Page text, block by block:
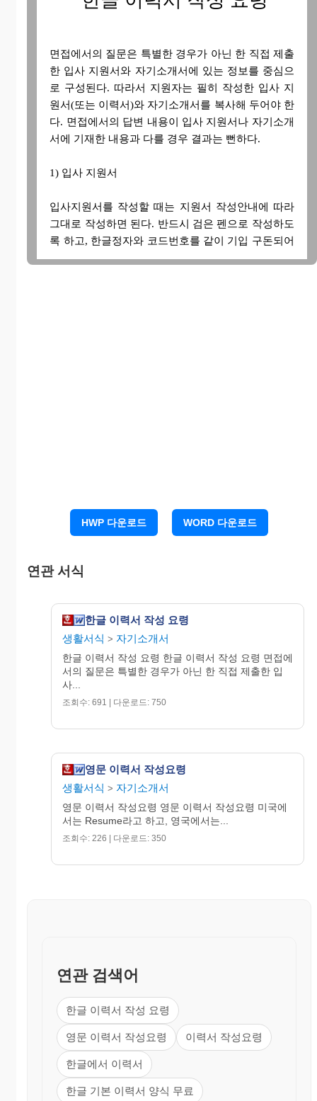
면접에서의 질문은 특별한 경우가 아닌 한 직접 제출
한 입사 지원서와 자기소개서에 있는 정보를 중심으
로 구성된다. 따라서 지원자는 필히 작성한 입사 지
원서(또는 이력서)와 자기소개서를 복사해 두어야 한
다. 면접에서의 답변 내용이 입사 지원서나 자기소개
서에 기재한 내용과 다를 경우 결과는 뻔하다.
1) 입사 지원서
입사지원서를 작성할 때는 지원서 작성안내에 따라
그대로 작성하면 된다. 반드시 검은 펜으로 작성하도
록 하고, 한글정자와 코드번호를 같이 기입 구돈되어
있으므로 코드번호 기재시 착오가 없도록 주의한다.
별 학적누계란에 소수점 첫째자리까지 기입하는 등
각각 독특한 방법으로 측정하고 있다.
병역관계는 사유별, 군별, 계급별 등으로 자세하게
기록하게 할 뿐만 아니라 교내활동에 있어서도 동아
구하고 있다. 가족관계는 친족관계별로 코드번호 기
재한 후 집안 서열순으로 적되 기혼자는 혼인 후의
의 경우라 하더라도 부모의 직장 및 직위까지 구체적
으로 기입해야 한다. 회사에 따라 추천인을 적기도
하는데 학생은 최종학년 지도교수를, 경력자는 전 직
다.
2) 한글 이력서 작성방법
1. 상세하면서도 간단명료하게
이력서를 읽는 사람이 짧은 시간 안에 작성자의 인적
으로 작성할 것을 요구하고 있으므로 이에 맞추도록
3. 자신이 직접 쓴다.
이력서는 자기 자신을 스스로 소개하는 글이므로 다
른 글과 달리 자필로 작성하는 것이 원칙이다. 그러
므로 이력서를 사구돈작성하지 말고, 충분한 시간을
가지고 자기 자신이 미리 작성해 놓아야 한다. 글씨
HWP 다운로드 WORD 다운로드
연관 서식
한글 이력서 작성 요령
생활서식 > 자기소개서
한글 이력서 작성 요령 한글 이력서 작성 요령 면접에
서의 질문은 특별한 경우가 아닌 한 직접 제출한 입
사...
조회수: 691 | 다운로드: 750
영문 이력서 작성요령
생활서식 > 자기소개서
영문 이력서 작성요령 영문 이력서 작성요령 미국에
서는 Resume라고 하고, 영국에서는...
조회수: 226 | 다운로드: 350
연관 검색어
한글 이력서 작성 요령
영문 이력서 작성요령 이력서 작성요령
한글에서 이력서
한글 기본 이력서 양식 무료